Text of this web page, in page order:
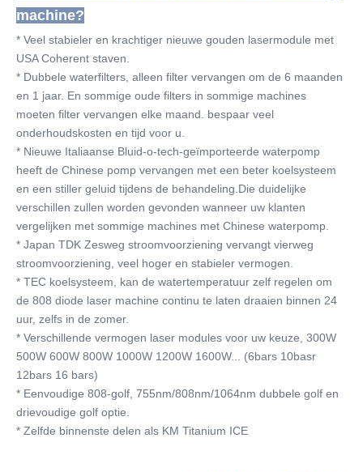
machine?
* Veel stabieler en krachtiger nieuwe gouden lasermodule met
USA Coherent staven.
* Dubbele waterfilters, alleen filter vervangen om de 6 maanden
en 1 jaar. En sommige oude filters in sommige machines
moeten filter vervangen elke maand. bespaar veel
onderhoudskosten en tijd voor u.
* Nieuwe Italiaanse Bluid-o-tech-geïmporteerde waterpomp
heeft de Chinese pomp vervangen met een beter koelsysteem
en een stiller geluid tijdens de behandeling.Die duidelijke
verschillen zullen worden gevonden wanneer uw klanten
vergelijken met sommige machines met Chinese waterpomp.
* Japan TDK Zesweg stroomvoorziening vervangt vierweg
stroomvoorziening, veel hoger en stabieler vermogen.
* TEC koelsysteem, kan de watertemperatuur zelf regelen om
de 808 diode laser machine continu te laten draaien binnen 24
uur, zelfs in de zomer.
* Verschillende vermogen laser modules voor uw keuze, 300W
500W 600W 800W 1000W 1200W 1600W... (6bars 10basr
12bars 16 bars)
* Eenvoudige 808-golf, 755nm/808nm/1064nm dubbele golf en
drievoudige golf optie.
* Zelfde binnenste delen als KM Titanium ICE